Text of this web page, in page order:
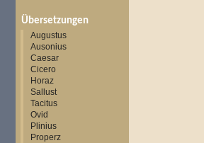
Übersetzungen
Augustus
Ausonius
Caesar
Cicero
Horaz
Sallust
Tacitus
Ovid
Plinius
Properz